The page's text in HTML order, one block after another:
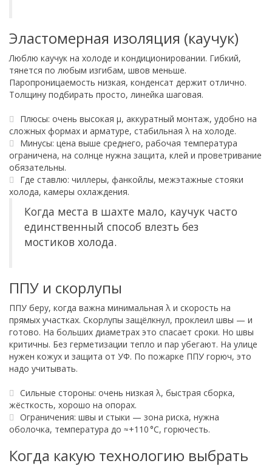
Эластомерная изоляция (каучук)
Люблю каучук на холоде и кондиционировании. Гибкий,
тянется по любым изгибам, швов меньше.
Паропроницаемость низкая, конденсат держит отлично.
Толщину подбирать просто, линейка шаговая.
Плюсы: очень высокая μ, аккуратный монтаж, удобно на
сложных формах и арматуре, стабильная λ на холоде.
Минусы: цена выше среднего, рабочая температура
ограничена, на солнце нужна защита, клей и проветривание
обязательны.
Где ставлю: чиллеры, фанкойлы, межэтажные стояки
холода, камеры охлаждения.
Когда места в шахте мало, каучук часто
единственный способ влезть без
мостиков холода.
ППУ и скорлупы
ППУ беру, когда важна минимальная λ и скорость на
прямых участках. Скорлупы защёлкнул, проклеил швы — и
готово. На больших диаметрах это спасает сроки. Но швы
критичны. Без герметизации тепло и пар убегают. На улице
нужен кожух и защита от УФ. По пожарке ППУ горюч, это
надо учитывать.
Сильные стороны: очень низкая λ, быстрая сборка,
жёсткость, хорошо на опорах.
Ограничения: швы и стыки — зона риска, нужна
оболочка, температура до ≈+110 °C, горючесть.
Когда какую технологию выбрать